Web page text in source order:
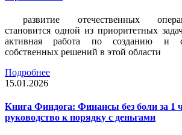
развитие отечественных
становится одной из приоритетных
активная работа по созданию и
собственных решений в этой области
Подробнее
15.01.2026
Книга Финдога: Финансы без боли за 1
руководство к порядку с деньгами